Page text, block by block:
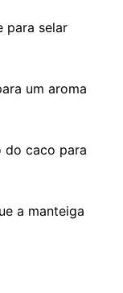
para selar
um aroma
do caco para
a manteiga